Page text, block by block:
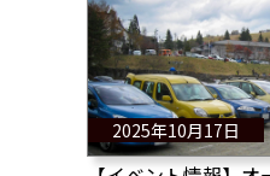
2025年10月17日